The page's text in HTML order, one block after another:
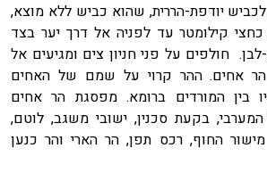
לכביש יודפת-הררית, שהוא כביש ללא מוצא,
כחצי קילומטר עד לפניה אל דרך יער בצד
חולפים על פני חניון צים ומגיעים אל
אחים. ההר קרוי על שמם של האחים
בין המורדים ברומא. מפסגת הר אחים
בקעת סכנין, ישובי משגב, לוטם,
מישור החוף, רכס תפן, הר הארי והר כנען